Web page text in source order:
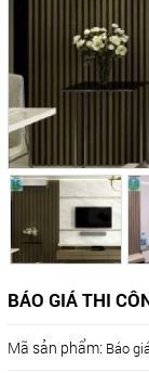
BÁO GIÁ THI
Mã sản phẩm: Báo